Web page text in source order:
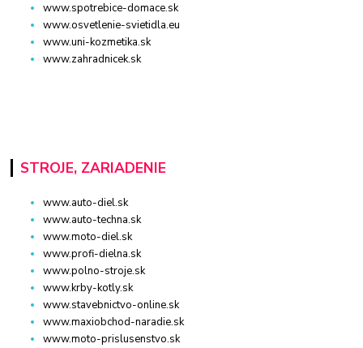
www.spotrebice-domace.sk
www.osvetlenie-svietidla.eu
www.uni-kozmetika.sk
www.zahradnicek.sk
STROJE, ZARIADENIE
www.auto-diel.sk
www.auto-techna.sk
www.moto-diel.sk
www.profi-dielna.sk
www.polno-stroje.sk
www.krby-kotly.sk
www.stavebnictvo-online.sk
www.maxiobchod-naradie.sk
www.moto-prislusenstvo.sk